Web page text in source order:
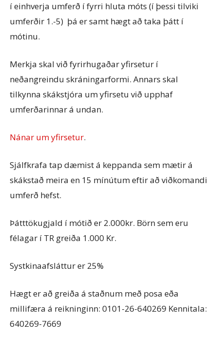
í einhverja umferð í fyrri hluta móts (í þessi tilviki
umferðir 1.-5) þá er samt hægt að taka þátt í
mótinu.
Merkja skal við fyrirhugaðar yfirsetur í
neðangreindu skráningarformi. Annars skal
tilkynna skákstjóra um yfirsetu við upphaf
umferðarinnar á undan.
Nánar um yfirsetur.
Sjálfkrafa tap dæmist á keppanda sem mætir á
skákstað meira en 15 mínútum eftir að viðkomandi
umferð hefst.
Þátttökugjald í mótið er 2.000kr. Börn sem eru
félagar í TR greiða 1.000 Kr.
Systkinaafsláttur er 25%
Hægt er að greiða á staðnum með posa eða
millifæra á reikninginn: 0101-26-640269 Kennitala:
640269-7669